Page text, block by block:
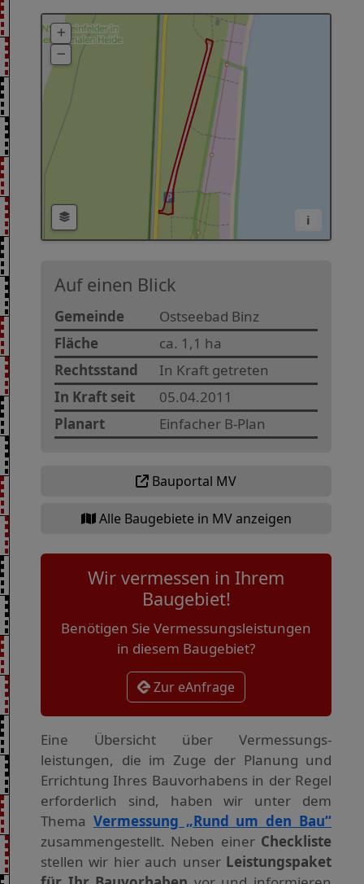
i
Auf einen Blick
Gemeinde
Ostseebad Binz
Fläche
ca. 1,1 ha
Rechtsstand
In Kraft getreten
In Kraft seit
05.04.2011
Planart
Einfacher B-Plan
Bauportal MV
Alle Baugebiete in MV anzeigen
Wir vermessen in Ihrem
Baugebiet!
Benötigen Sie Vermessungsleistungen
in diesem Baugebiet?
Zur eAnfrage
Eine Übersicht über Vermessungs­
leistungen, die im Zuge der Planung und
Errichtung Ihres Bauvorhabens in der Regel
erforderlich sind, haben wir unter dem
Thema Vermessung „Rund um den Bau“
zusammengestellt. Neben einer Checkliste
stellen wir hier auch unser Leistungspaket